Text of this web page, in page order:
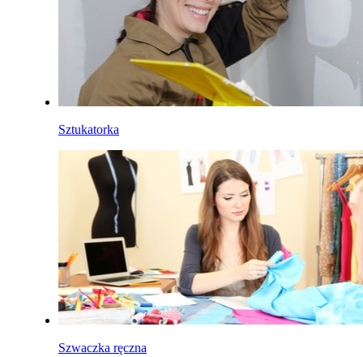
Sztukatorka
Szwaczka ręczna